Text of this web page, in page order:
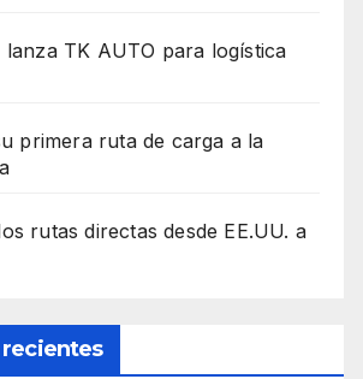
lanza TK AUTO para logística
primera ruta de carga a la
rutas directas desde EE.UU. a